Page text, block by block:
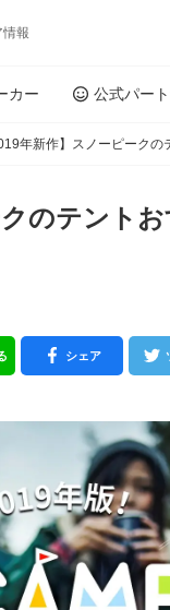
報
カー 公式パー
年新作】スノーピーク
のテント
シェア